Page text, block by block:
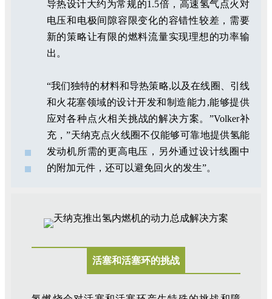
导热设计大约为常规的1.5倍，高速氢气点火对
电压和电极间隙容限变化的容错性较差，需要
新的策略让有限的燃料流量实现理想的功率输
出。
“我们独特的材料和导热策略,以及在线圈、引线
和火花塞领域的设计开发和制造能力,能够提供
应对各种点火相关挑战的解决方案。”Volker补
充，”天纳克点火线圈不仅能够可靠地提供氢能
发动机所需的更高电压，另外通过设计线圈中
的附加元件，还可以避免回火的发生”。
活塞和活塞环的挑战